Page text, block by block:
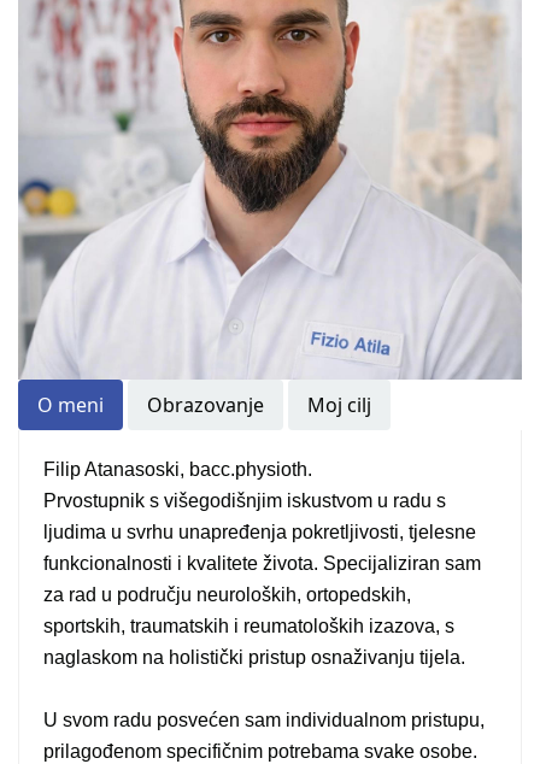
O meni Obrazovanje Moj cilj
Filip Atanasoski, bacc.physioth.
Prvostupnik s višegodišnjim iskustvom u radu s
ljudima u svrhu unapređenja pokretljivosti, tjelesne
funkcionalnosti i kvalitete života. Specijaliziran sam
za rad u području neuroloških, ortopedskih,
sportskih, traumatskih i reumatoloških izazova, s
naglaskom na holistički pristup osnaživanju tijela.
U svom radu posvećen sam individualnom pristupu,
prilagođenom specifičnim potrebama svake osobe.